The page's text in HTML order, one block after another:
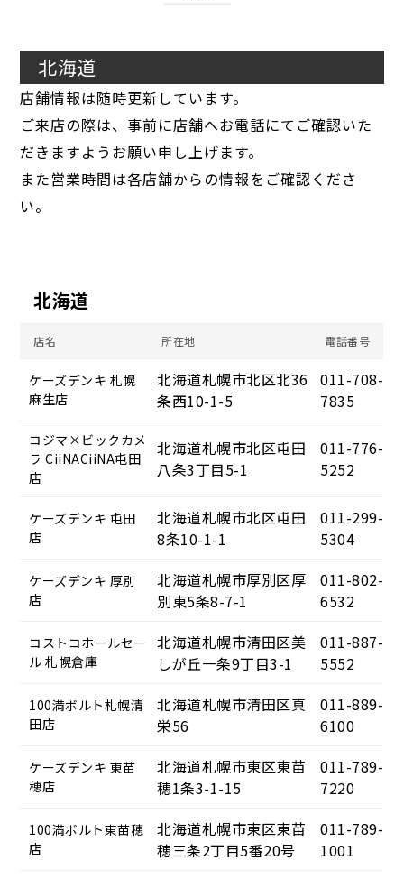
北海道
店舗情報は随時更新しています。
ご来店の際は、事前に店舗へお電話にてご確認いた
だきますようお願い申し上げます。
また営業時間は各店舗からの情報をご確認くださ
い。
北海道
店名 所在地 電話番号
ケーズデンキ 札幌
麻生店
北海道札幌市北区北36
条西10-1-5
011-708-
7835
コジマ×ビックカメ
ラ CiiNACiiNA屯田
店
北海道札幌市北区屯田
八条3丁目5-1
011-776-
5252
ケーズデンキ 屯田
店
北海道札幌市北区屯田
8条10-1-1
011-299-
5304
ケーズデンキ 厚別
店
北海道札幌市厚別区厚
別東5条8-7-1
011-802-
6532
コストコホールセー
ル 札幌倉庫
北海道札幌市清田区美
しが丘一条9丁目3-1
011-887-
5552
100満ボルト札幌清
田店
北海道札幌市清田区真
栄56
011-889-
6100
ケーズデンキ 東苗
穂店
北海道札幌市東区東苗
穂1条3-1-15
011-789-
7220
100満ボルト東苗穂
店
北海道札幌市東区東苗
穂三条2丁目5番20号
011-789-
1001